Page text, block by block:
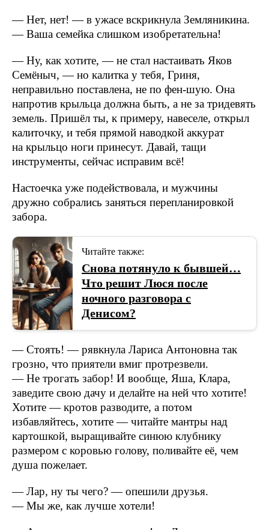
— Нет, нет! — в ужасе вскрикнула Земляникина.
— Ваша семейка слишком изобретательна!
— Ну, как хотите, — не стал настаивать Яков
Семёныч, — но калитка у тебя, Гриня,
неправильно поставлена, не по фен-шую. Она
напротив крыльца должна быть, а не за тридевять
земель. Пришёл ты, к примеру, навеселе, открыл
калиточку, и тебя прямой наводкой аккурат
на крыльцо ноги принесут. Давай, тащи
инструменты, сейчас исправим всё!
Настоечка уже подействовала, и мужчины
дружно собрались заняться перепланировкой
забора.
Читайте также:
Снова потянуло к бывшей…
Что решит Люся после
ночного разговора с
Денисом?
— Стоять! — рявкнула Лариса Антоновна так
грозно, что приятели вмиг протрезвели.
— Не трогать забор! И вообще, Яша, Клара,
заведите свою дачу и делайте на ней что хотите!
Хотите — кротов разводите, а потом
избавляйтесь, хотите — читайте мантры над
картошкой, выращивайте синюю клубнику
размером с коровью голову, поливайте её, чем
душа пожелает.
— Лар, ну ты чего? — опешили друзья.
— Мы же, как лучше хотели!